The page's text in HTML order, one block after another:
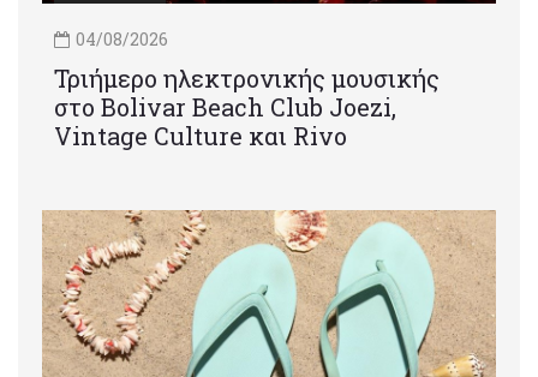
04/08/2026
Τριήμερο ηλεκτρονικής μουσικής
στο Bolivar Beach Club Joezi,
Vintage Culture και Rivo